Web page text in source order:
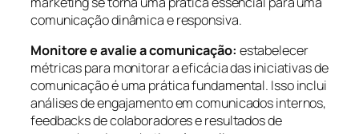
comunicação dinâmica e responsiva.
Monitore e avalie a comunicação: estabelecer
métricas para monitorar a eficácia das iniciativas de
comunicação é uma prática fundamental. Isso inclui
análises de engajamento em comunicados internos,
feedbacks de colaboradores e resultados de